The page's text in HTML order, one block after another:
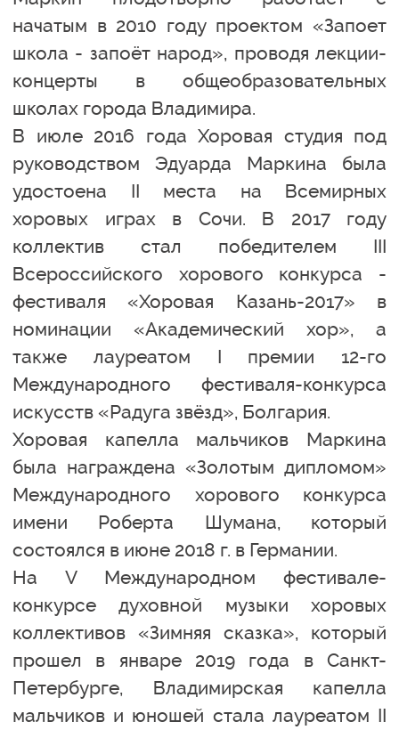
начатым в 2010 году проектом «Запоет
школа - запоёт народ», проводя лекции-
концерты в общеобразовательных
школах города Владимира.
В июле 2016 года Хоровая студия под
руководством Эдуарда Маркина была
удостоена II места на Всемирных
хоровых играх в Сочи. В 2017 году
коллектив стал победителем III
Всероссийского хорового конкурса -
фестиваля «Хоровая Казань-2017» в
номинации «Академический хор», а
также лауреатом I премии 12-го
Международного фестиваля-конкурса
искусств «Радуга звёзд», Болгария.
Хоровая капелла мальчиков Маркина
была награждена «Золотым дипломом»
Международного хорового конкурса
имени Роберта Шумана, который
состоялся в июне 2018 г. в Германии.
На V Международном фестивале-
конкурсе духовной музыки хоровых
коллективов «Зимняя сказка», который
прошел в январе 2019 года в Санкт-
Петербурге, Владимирская капелла
мальчиков и юношей стала лауреатом II